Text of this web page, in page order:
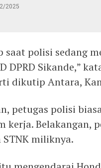
2025
saat polisi sedang
DPRD Sikande,”
dikutip Antara,
petugas polisi
kerja. Belakangan,
miliknya.